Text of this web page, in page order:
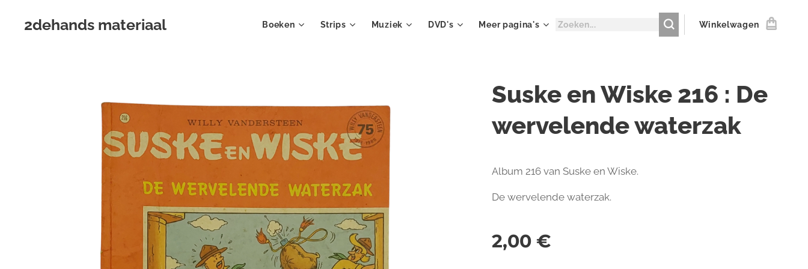
2dehands materiaal Boeken Strips Muziek DVD's Meer pagina's Winkelwagen
Suske en Wiske 216 : De
wervelende waterzak
Album 216 van Suske en Wiske.
De wervelende waterzak.
2,00 €